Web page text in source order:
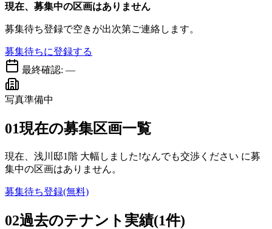
現在、募集中の区画はありません
募集待ち登録で空きが出次第ご連絡します。
募集待ちに登録する
最終確認: —
写真準備中
01現在の募集区画一覧
現在、 浅川邸1階 大幅しました!なんでも交渉ください に募
集中の区画はありません。
募集待ち登録(無料)
02過去のテナント実績(1件)